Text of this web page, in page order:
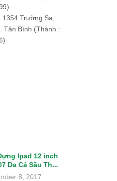
1354 Trường Sa,
Tân Bình (Thành :
Ipad 12 inch
Da Cá Sấu Th...
8, 2017